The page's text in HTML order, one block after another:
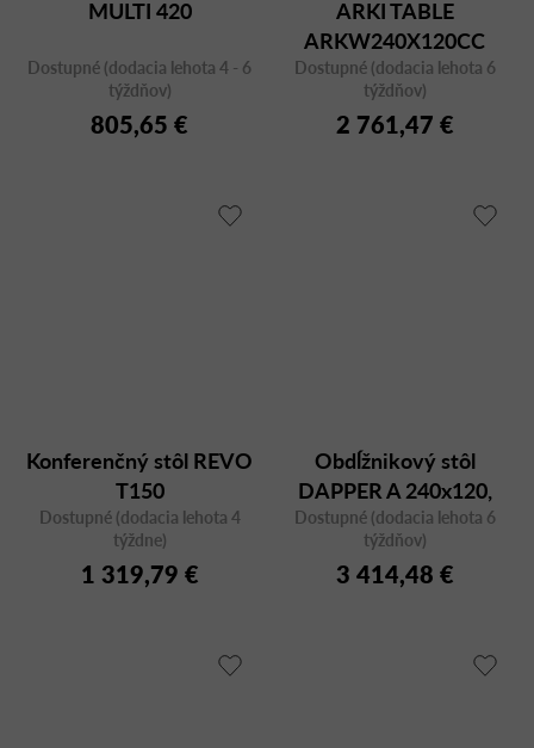
MULTI 420
Dostupné (dodacia lehota 4 - 6
týždňov)
805,65 €
ARKI TABLE
ARKW240X120CC
Dostupné (dodacia lehota 6
týždňov)
2 761,47 €
Konferenčný stôl REVO
T150
Dostupné (dodacia lehota 4
týždne)
1 319,79 €
Obdĺžnikový stôl
DAPPER A 240x120,
orech
Dostupné (dodacia lehota 6
týždňov)
3 414,48 €